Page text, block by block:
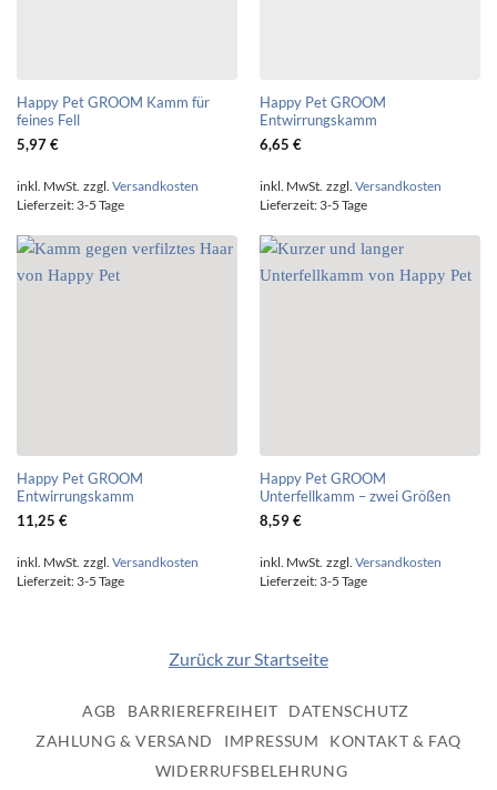
Happy Pet GROOM Kamm für
feines Fell
5,97€
inkl. MwSt. zzgl. Versandkosten
Lieferzeit: 3-5 Tage
Happy Pet GROOM
Entwirrungskamm
6,65 €
inkl. MwSt. zzgl. Versandkosten
Lieferzeit: 3-5 Tage
Happy Pet GROOM
Entwirrungskamm
11,25 €
inkl. MwSt. zzgl. Versandkosten
Lieferzeit: 3-5 Tage
Happy Pet GROOM
Unterfellkamm – zwei Größen
8,59€
inkl. MwSt. zzgl. Versandkosten
Lieferzeit: 3-5 Tage
Zurück zur Startseite
AGB BARRIEREFREIHEIT
DATENSCHUTZ
ZAHLUNG & VERSAND
IMPRESSUM
KONTAKT & FAQ
WIDERRUFSBELEHRUNG